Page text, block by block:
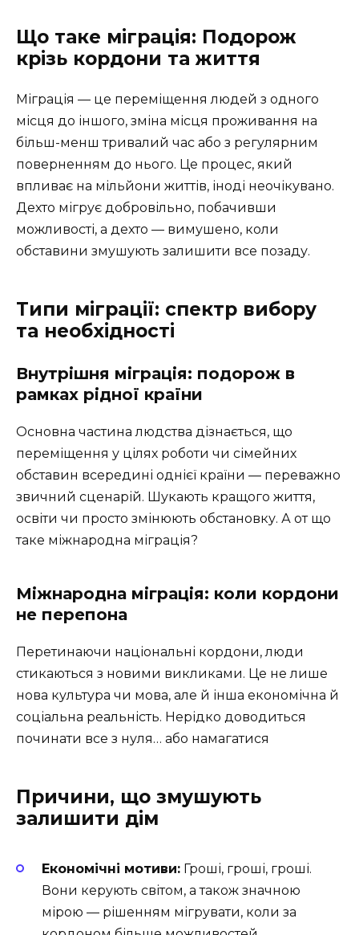
Що таке міграція: Подорож
крізь кордони та життя
Міграція — це переміщення людей з одного
місця до іншого, зміна місця проживання на
більш-менш тривалий час або з регулярним
поверненням до нього. Це процес, який
впливає на мільйони життів, іноді неочікувано.
Дехто мігрує добровільно, побачивши
можливості, а дехто — вимушено, коли
обставини змушують залишити все позаду.
Типи міграції: спектр вибору
та необхідності
Внутрішня міграція: подорож в
рамках рідної країни
Основна частина людства дізнається, що
переміщення у цілях роботи чи сімейних
обставин всередині однієї країни — переважно
звичний сценарій. Шукають кращого життя,
освіти чи просто змінюють обстановку. А от що
таке міжнародна міграція?
Міжнародна міграція: коли кордони
не перепона
Перетинаючи національні кордони, люди
стикаються з новими викликами. Це не лише
нова культура чи мова, але й інша економічна й
соціальна реальність. Нерідко доводиться
починати все з нуля… або намагатися
Причини, що змушують
залишити дім
Економічні мотиви: Гроші, гроші, гроші.
Вони керують світом, а також значною
мірою — рішенням мігрувати, коли за